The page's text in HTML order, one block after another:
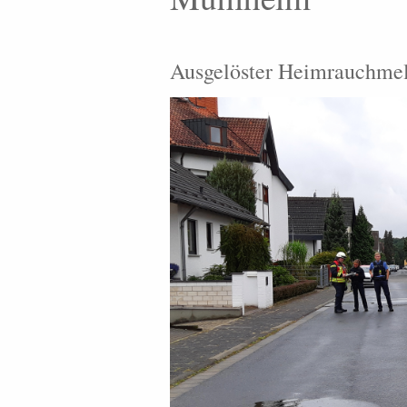
Ausgelöster